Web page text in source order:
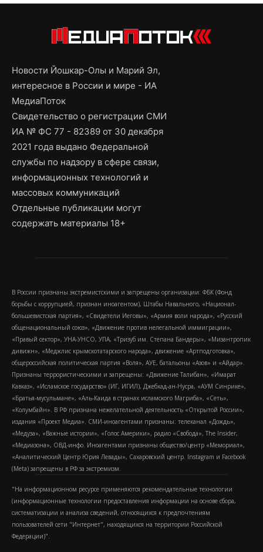
Новости Йошкар-Олы и Марий Эл,
интересное в России и мире - ИА
МедиаПоток
Свидетельство о регистрации СМИ
ИА № ФС 77 - 82389 от 30 декабря
2021 года выдано Федеральной
службы по надзору в сфере связи,
информационных технологий и
массовых коммуникаций
Отдельные публикации могут
содержать материалы 18+
В России признаны экстремистскими и запрещены организации: ФБК (Фонд
борьбы с коррупцией, признан иноагентом), Штабы Навального, «Национал-
большевистская партия», «Свидетели Иеговы», «Армия воли народа», «Русский
общенациональный союз», «Движение против нелегальной иммиграции»,
«Правый сектор», УНА-УНСО, УПА, «Тризуб им. Степана Бандеры», «Мизантропик
дивижн», «Меджлис крымскотатарского народа», движение «Артподготовка»,
общероссийская политическая партия «Воля», АУЕ, батальоны «Азов» и «Айдар».
Признаны террористическими и запрещены: «Движение Талибан», «Имарат
Кавказ», «Исламское государство» (ИГ, ИГИЛ), Джебхад-ан-Нусра, «АУМ Синрике»,
«Братья-мусульмане», «Аль-Каида в странах исламского Магриба», «Сеть»,
«Колумбайн». В РФ признана нежелательной деятельность «Открытой России»,
издания «Проект Медиа». СМИ-иноагентами признаны: телеканал «Дождь»,
«Медуза», «Важные истории», «Голос Америки», радио «Свобода», The Insider,
«Медиазона», ОВД-инфо. Иноагентами признаны общество/центр «Мемориал»,
«Аналитический Центр Юрия Левады», Сахаровский центр. Instagram и Facebook
(Metа) запрещены в РФ за экстремизм.
"На информационном ресурсе применяются рекомендательные технологии
(информационные технологии предоставления информации на основе сбора,
систематизации и анализа сведений, относящихся к предпочтениям
пользователей сети "Интернет", находящихся на территории Российской
Федерации)".